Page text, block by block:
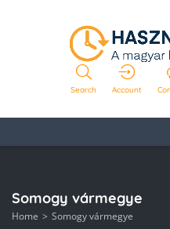
Search Account
Somogy vármegye
Home Somogy vármegye